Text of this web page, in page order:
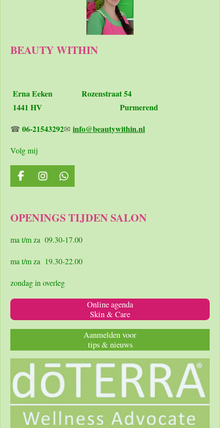
BEAUTY WITHIN
Erna Eeken Rozenstraat 54
1441 HV Purmerend
☎ 06-21543292✉ info@beautywithin.nl
Volg mij
F
a
b
o
I
n
a
r
m
W
h
s
p
OPENINGS TIJDEN SALON
ma t/m za 09.30-17.00
ma t/m za 19.30-22.00
zondag in overleg
Online agenda
Skin & Care
Aanmelden voor
tips & nieuws